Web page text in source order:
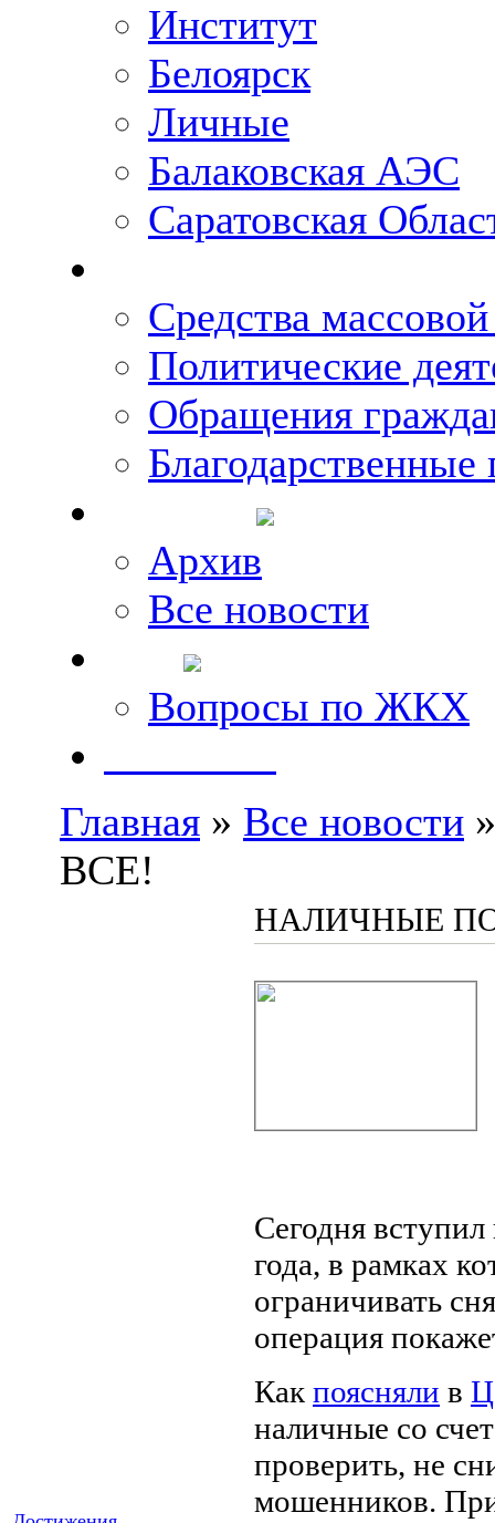
Институт
Белоярск
Личные
Балаковская АЭС
Саратовская
Средства
Политические
Обращения
Благодарственные
Архив
Все новости
Вопросы по ЖКХ
Главная » Все новости
ВСЕ!
НАЛИЧНЫЕ
Сегодня
года, в рамках
ограничивать
операция
Как поясняли в
наличные со
проверить, не
мошенников. При